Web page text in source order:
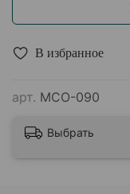
В избранное
арт. МСО-090
Выбрать